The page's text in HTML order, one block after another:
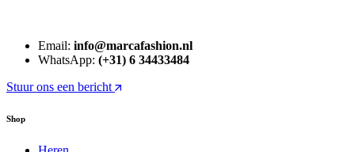
Email: info@marcafashion.nl
WhatsApp: (+31) 6 34433484
Stuur ons een bericht
Shop